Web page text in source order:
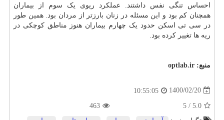
احساس تنگی نفس داشتند. عملکرد ریوی یک سوم از بیماران
همچنان کم بود و این مسئله در زنان بارزتر از مردان بود. همین طور
در سی تی اسکن حدود یک چهارم بیماران هنوز مناطق کوچکی در
ریه ها تغییر کرده بود.
منبع: optlab.ir
1400/02/20
10:55:05
5.0
/
5
463